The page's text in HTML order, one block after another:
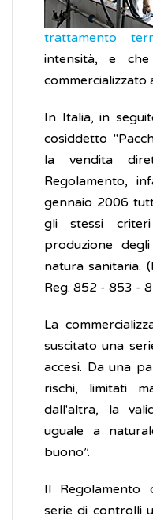
trattamento
intensità, e
commercializzato
In Italia, in
cosiddetto
la vendita
Regolamento,
gennaio 2006
gli stessi
produzione
natura sanitaria.
Reg. 852 - 853 -
La
suscitato una
accesi. Da una
rischi, limitati
dall'altra, la
uguale a
buono”.
Il Regolamento
serie di controlli